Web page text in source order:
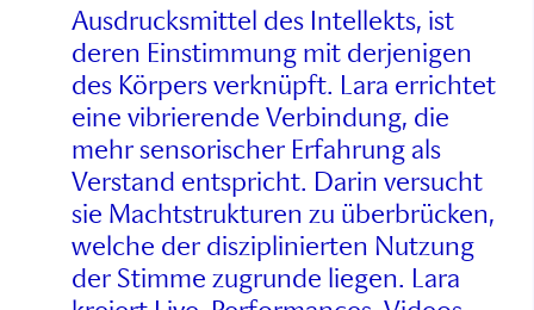
Ausdrucksmittel des Intellekts, ist
deren Einstimmung mit derjenigen
des Körpers verknüpft. Lara errichtet
eine vibrierende Verbindung, die
mehr sensorischer Erfahrung als
Verstand entspricht. Darin versucht
sie Machtstrukturen zu überbrücken,
welche der disziplinierten Nutzung
der Stimme zugrunde liegen. Lara